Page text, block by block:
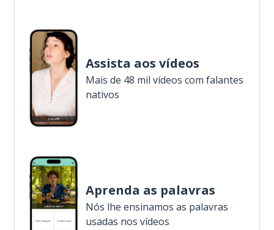
Assista aos vídeos
Mais de 48 mil vídeos com falantes
nativos
Aprenda as palavras
Nós lhe ensinamos as palavras
usadas nos vídeos